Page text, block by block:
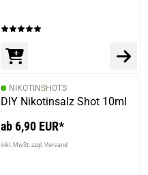
NIKOTINSHOTS
DIY Nikotinsalz Shot 10ml
ab 6,90 EUR*
inkl. MwSt. zzgl. Versand